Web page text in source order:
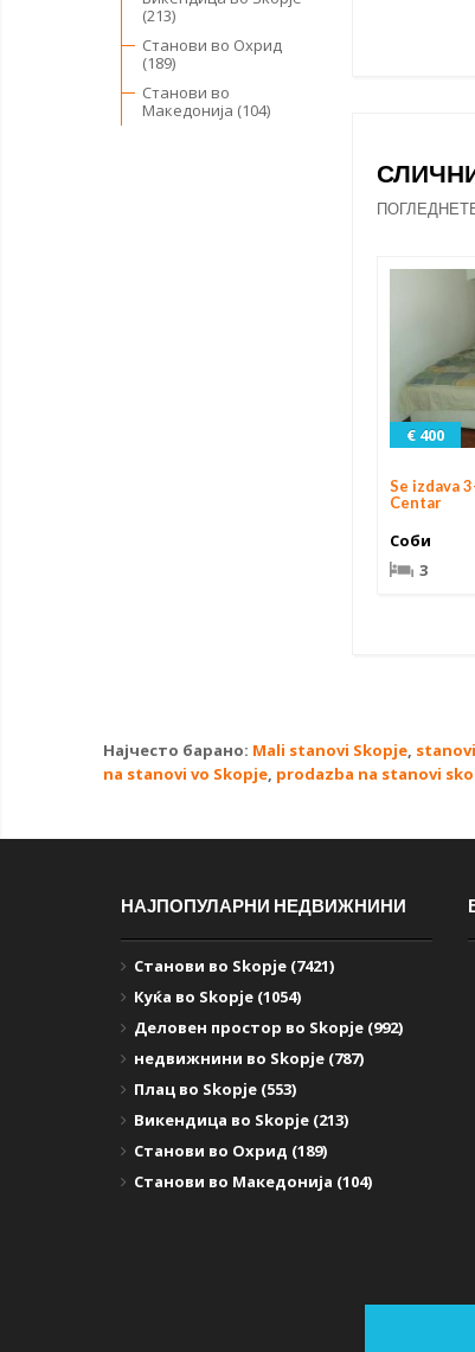
(213)
Станови во Охрид
(189)
Станови во
Македонија (104)
€ 400
Se izdava
Centar
Соби
3
Најчесто барано: Mali stanovi Skopje,
na stanovi vo Skopje, prodazba na stanovi
НАЈПОПУЛАРНИ НЕДВИЖНИНИ
Станови во Skopje (7421)
Куќа во Skopje (1054)
Деловен простор во Skopje (992)
недвижнини во Skopje (787)
Плац во Skopje (553)
Викендица во Skopje (213)
Станови во Охрид (189)
Станови во Македонија (104)